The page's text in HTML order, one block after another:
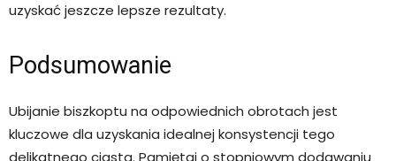
uzyskać jeszcze lepsze rezultaty.
Podsumowanie
Ubijanie biszkoptu na odpowiednich obrotach jest
kluczowe dla uzyskania idealnej konsystencji tego
delikatnego ciasta. Pamiętaj o stopniowym dodawaniu